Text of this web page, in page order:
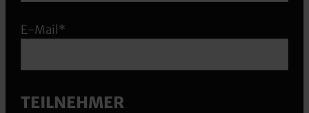
E-Mail*
TEILNEHMER